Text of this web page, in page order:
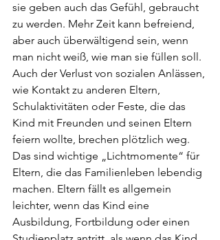
sie geben auch das Gefühl, gebraucht
zu werden. Mehr Zeit kann befreiend,
aber auch überwältigend sein, wenn
man nicht weiß, wie man sie füllen soll.
Auch der Verlust von sozialen Anlässen,
wie Kontakt zu anderen Eltern,
Schulaktivitäten oder Feste, die das
Kind mit Freunden und seinen Eltern
feiern wollte, brechen plötzlich weg.
Das sind wichtige „Lichtmomente“ für
Eltern, die das Familienleben lebendig
machen. Eltern fällt es allgemein
leichter, wenn das Kind eine
Ausbildung, Fortbildung oder einen